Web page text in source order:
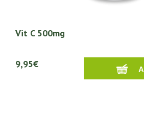
Vit C 500mg
9,95€